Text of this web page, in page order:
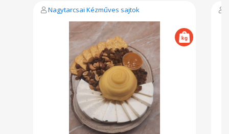
Nagytarcsai Kézműves sajtok